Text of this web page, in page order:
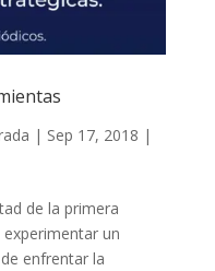
| Sep 17, 2018 |
de la primera
un
enfrentar la